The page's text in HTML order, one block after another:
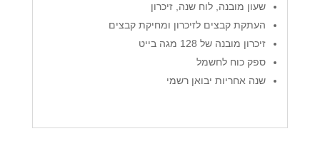
שעון מובנה, לוח שנה, זיכרון
העתקת קבצים לזיכרון ומחיקת קבצים
זיכרון מובנה של 128 מגה בייט
ספק כוח לחשמל
שנה אחריות יבואן רשמי